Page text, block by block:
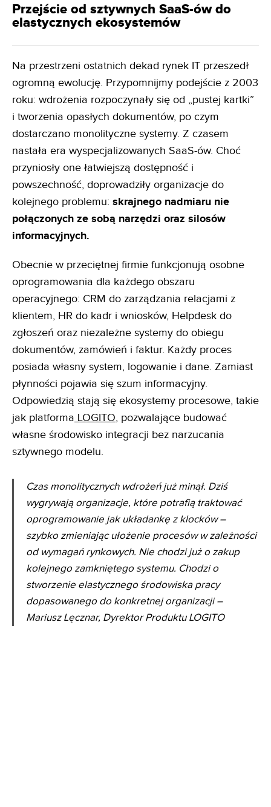
Przejście od sztywnych SaaS-ów do
elastycznych ekosystemów
Na przestrzeni ostatnich dekad rynek IT przeszedł
ogromną ewolucję. Przypomnijmy podejście z 2003
roku: wdrożenia rozpoczynały się od „pustej kartki”
i tworzenia opasłych dokumentów, po czym
dostarczano monolityczne systemy. Z czasem
nastała era wyspecjalizowanych SaaS-ów. Choć
przyniosły one łatwiejszą dostępność i
powszechność, doprowadziły organizacje do
kolejnego problemu: skrajnego nadmiaru nie
połączonych ze sobą narzędzi oraz silosów
informacyjnych.
Obecnie w przeciętnej firmie funkcjonują osobne
oprogramowania dla każdego obszaru
operacyjnego: CRM do zarządzania relacjami z
klientem, HR do kadr i wniosków, Helpdesk do
zgłoszeń oraz niezależne systemy do obiegu
dokumentów, zamówień i faktur. Każdy proces
posiada własny system, logowanie i dane. Zamiast
płynności pojawia się szum informacyjny.
Odpowiedzią stają się ekosystemy procesowe, takie
jak platforma LOGITO, pozwalające budować
własne środowisko integracji bez narzucania
sztywnego modelu.
Czas monolitycznych wdrożeń już minął. Dziś
wygrywają organizacje, które potrafią traktować
oprogramowanie jak układankę z klocków –
szybko zmieniając ułożenie procesów w zależności
od wymagań rynkowych. Nie chodzi już o zakup
kolejnego zamkniętego systemu. Chodzi o
stworzenie elastycznego środowiska pracy
dopasowanego do konkretnej organizacji –
Mariusz Lęcznar, Dyrektor Produktu LOGITO